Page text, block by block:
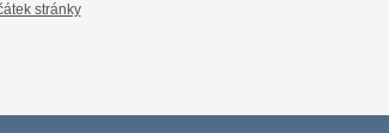
stránky